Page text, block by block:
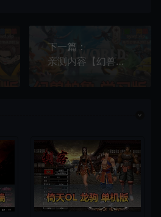
下一篇：
亲测内容【幻兽帕鲁】v0.1.2.0官服中文汉化本机离线学习